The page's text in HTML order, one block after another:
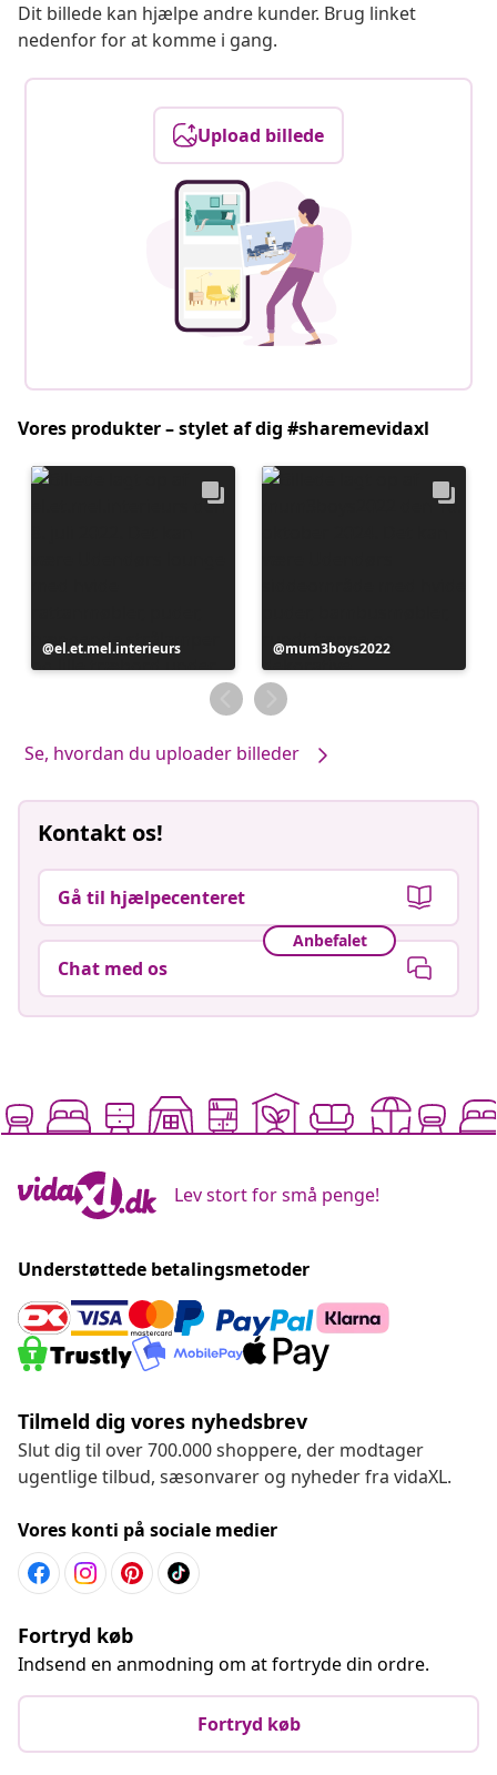
Dit billede kan hjælpe andre kunder. Brug linket
nedenfor for at komme i gang.
Upload billede
Vores produkter – stylet af dig #sharemevidaxl
Opslag
offentliggjort
el.et.mel.interieurs
Opslag
offentliggjort
af
mum3boys2022
Se, hvordan du uploader billeder
Kontakt os!
Gå til hjælpecenteret
Anbefalet
Chat med os
Lev stort for små penge!
Understøttede betalingsmetoder
Tilmeld dig vores nyhedsbrev
Slut dig til over 700.000 shoppere, der modtager
ugentlige tilbud, sæsonvarer og nyheder fra vidaXL.
Vores konti på sociale medier
Fortryd køb
Indsend en anmodning om at fortryde din ordre.
Fortryd køb